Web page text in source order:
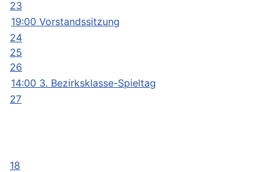
23
19:00 Vorstandssitzung
24
25
26
14:00 3. Bezirksklasse-Spieltag
27
18